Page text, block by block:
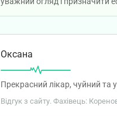
Оксана
Прекрасний лікар, чуйний та
Відгук з сайту. Фахівець: